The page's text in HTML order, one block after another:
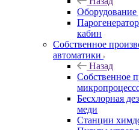
кабин
Собственное
автоматики
Назад
Собственное
Беcхлорная
меди
Станции